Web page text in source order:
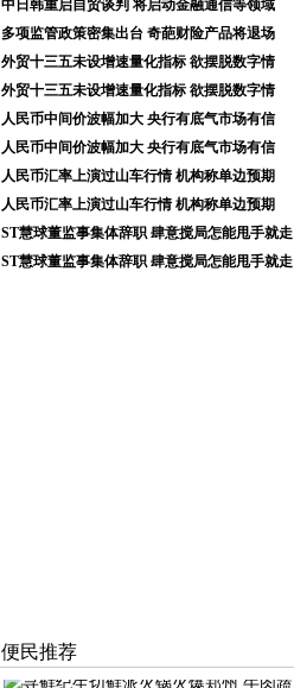
中日韩重启自贸谈判 将启动金融通信等领域
多项监管政策密集出台 奇葩财险产品将退场
外贸十三五未设增速量化指标 欲摆脱数字情
外贸十三五未设增速量化指标 欲摆脱数字情
人民币中间价波幅加大 央行有底气市场有信
人民币中间价波幅加大 央行有底气市场有信
人民币汇率上演过山车行情 机构称单边预期
人民币汇率上演过山车行情 机构称单边预期
ST慧球董监事集体辞职 肆意搅局怎能甩手就走
ST慧球董监事集体辞职 肆意搅局怎能甩手就走
便民推荐